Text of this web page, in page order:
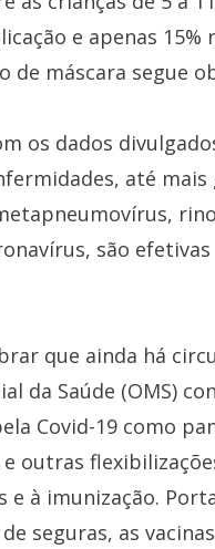
e apenas 15%
de máscara segue
os dados
até
são
que ainda há
da Saúde (OMS)
Covid-19 como
e outras
e à imunização.
seguras, as